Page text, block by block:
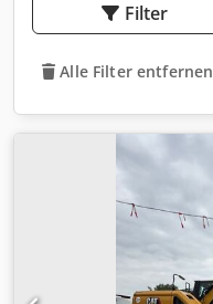
Filter
Alle Filter entfernen